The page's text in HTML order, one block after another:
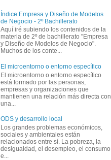
Índice Empresa y Diseño de Modelos
de Negocio - 2º Bachillerato
Aquí iré subiendo los contenidos de la
materia de 2º de bachillerato "Empresa
y Diseño de Modelos de Negocio".
Muchos de los conte...
El microentorno o entorno específico
El microentorno o entorno específico
está formado por las personas,
empresas y organizaciones que
mantienen una relación más directa con
una...
ODS y desarrollo local
Los grandes problemas económicos,
sociales y ambientales están
relacionados entre sí. La pobreza, la
desigualdad, el desempleo, el consumo
e...